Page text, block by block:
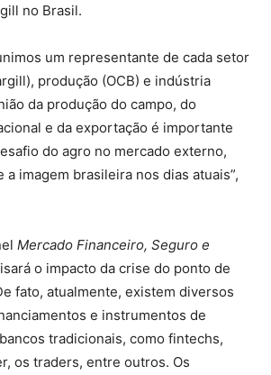
no Brasil.
um representante de cada setor
produção (OCB) e indústria
da produção do campo, do
e da exportação é importante
do agro no mercado externo,
imagem brasileira nos dias atuais”,
Mercado Financeiro, Seguro e
o impacto da crise do ponto de
fato, atualmente, existem diversos
e instrumentos de
tradicionais, como fintechs,
os traders, entre outros. Os